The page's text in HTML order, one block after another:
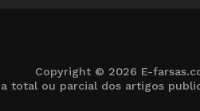
Copyright © 2026 E-
total ou parcial dos artigos